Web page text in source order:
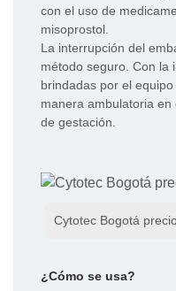
con el uso de
misoprostol.
La interrupción del
método seguro. Con la
brindadas por el
manera ambulatoria
de gestación.
Cytotec Bogotá
¿Cómo se usa?